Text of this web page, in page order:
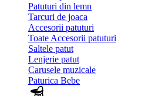
Patuturi din lemn
Tarcuri de joaca
Accesorii patuturi
Toate Accesorii patuturi
Saltele patut
Lenjerie patut
Carusele muzicale
Paturica Bebe